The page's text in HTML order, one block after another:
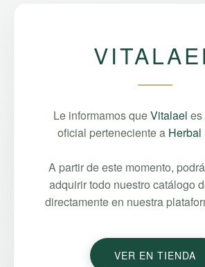
Le informamos queVitalael es
oficial perteneciente a Herbal
A partir de este momento,
adquirir todo nuestro catálogo
directamente en nuestra
VER EN TIENDA